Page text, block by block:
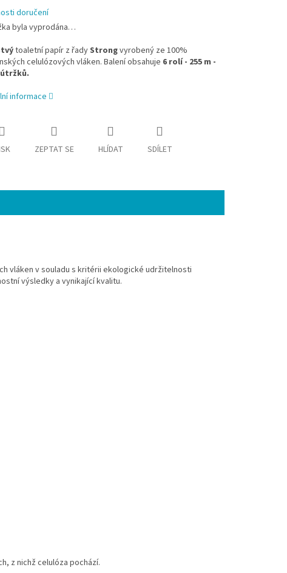
doručení
byla vyprodána…
toaletní papír z řadyStrongvyrobený ze 100%
celulózových vláken. Balení obsahuje 6 rolí - 255 m -
útržků.
informace
ZEPTAT SE HLÍDAT SDÍLET
vláken v souladu s kritérii ekologické udržitelnosti
výsledky a vynikající kvalitu.
z nichž celulóza pochází.